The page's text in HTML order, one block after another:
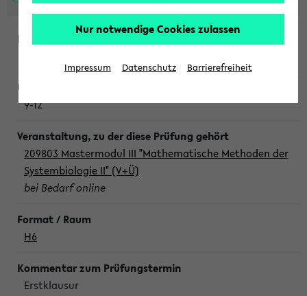
9-12
209803 Mastermodul III "Mathematische Methoden der
Systembiologie II" (V+Ü)
bei Bedarf online
H6
Erstklausur
Nur notwendige Cookies zulassen
Impressum Datenschutz Barrierefreiheit